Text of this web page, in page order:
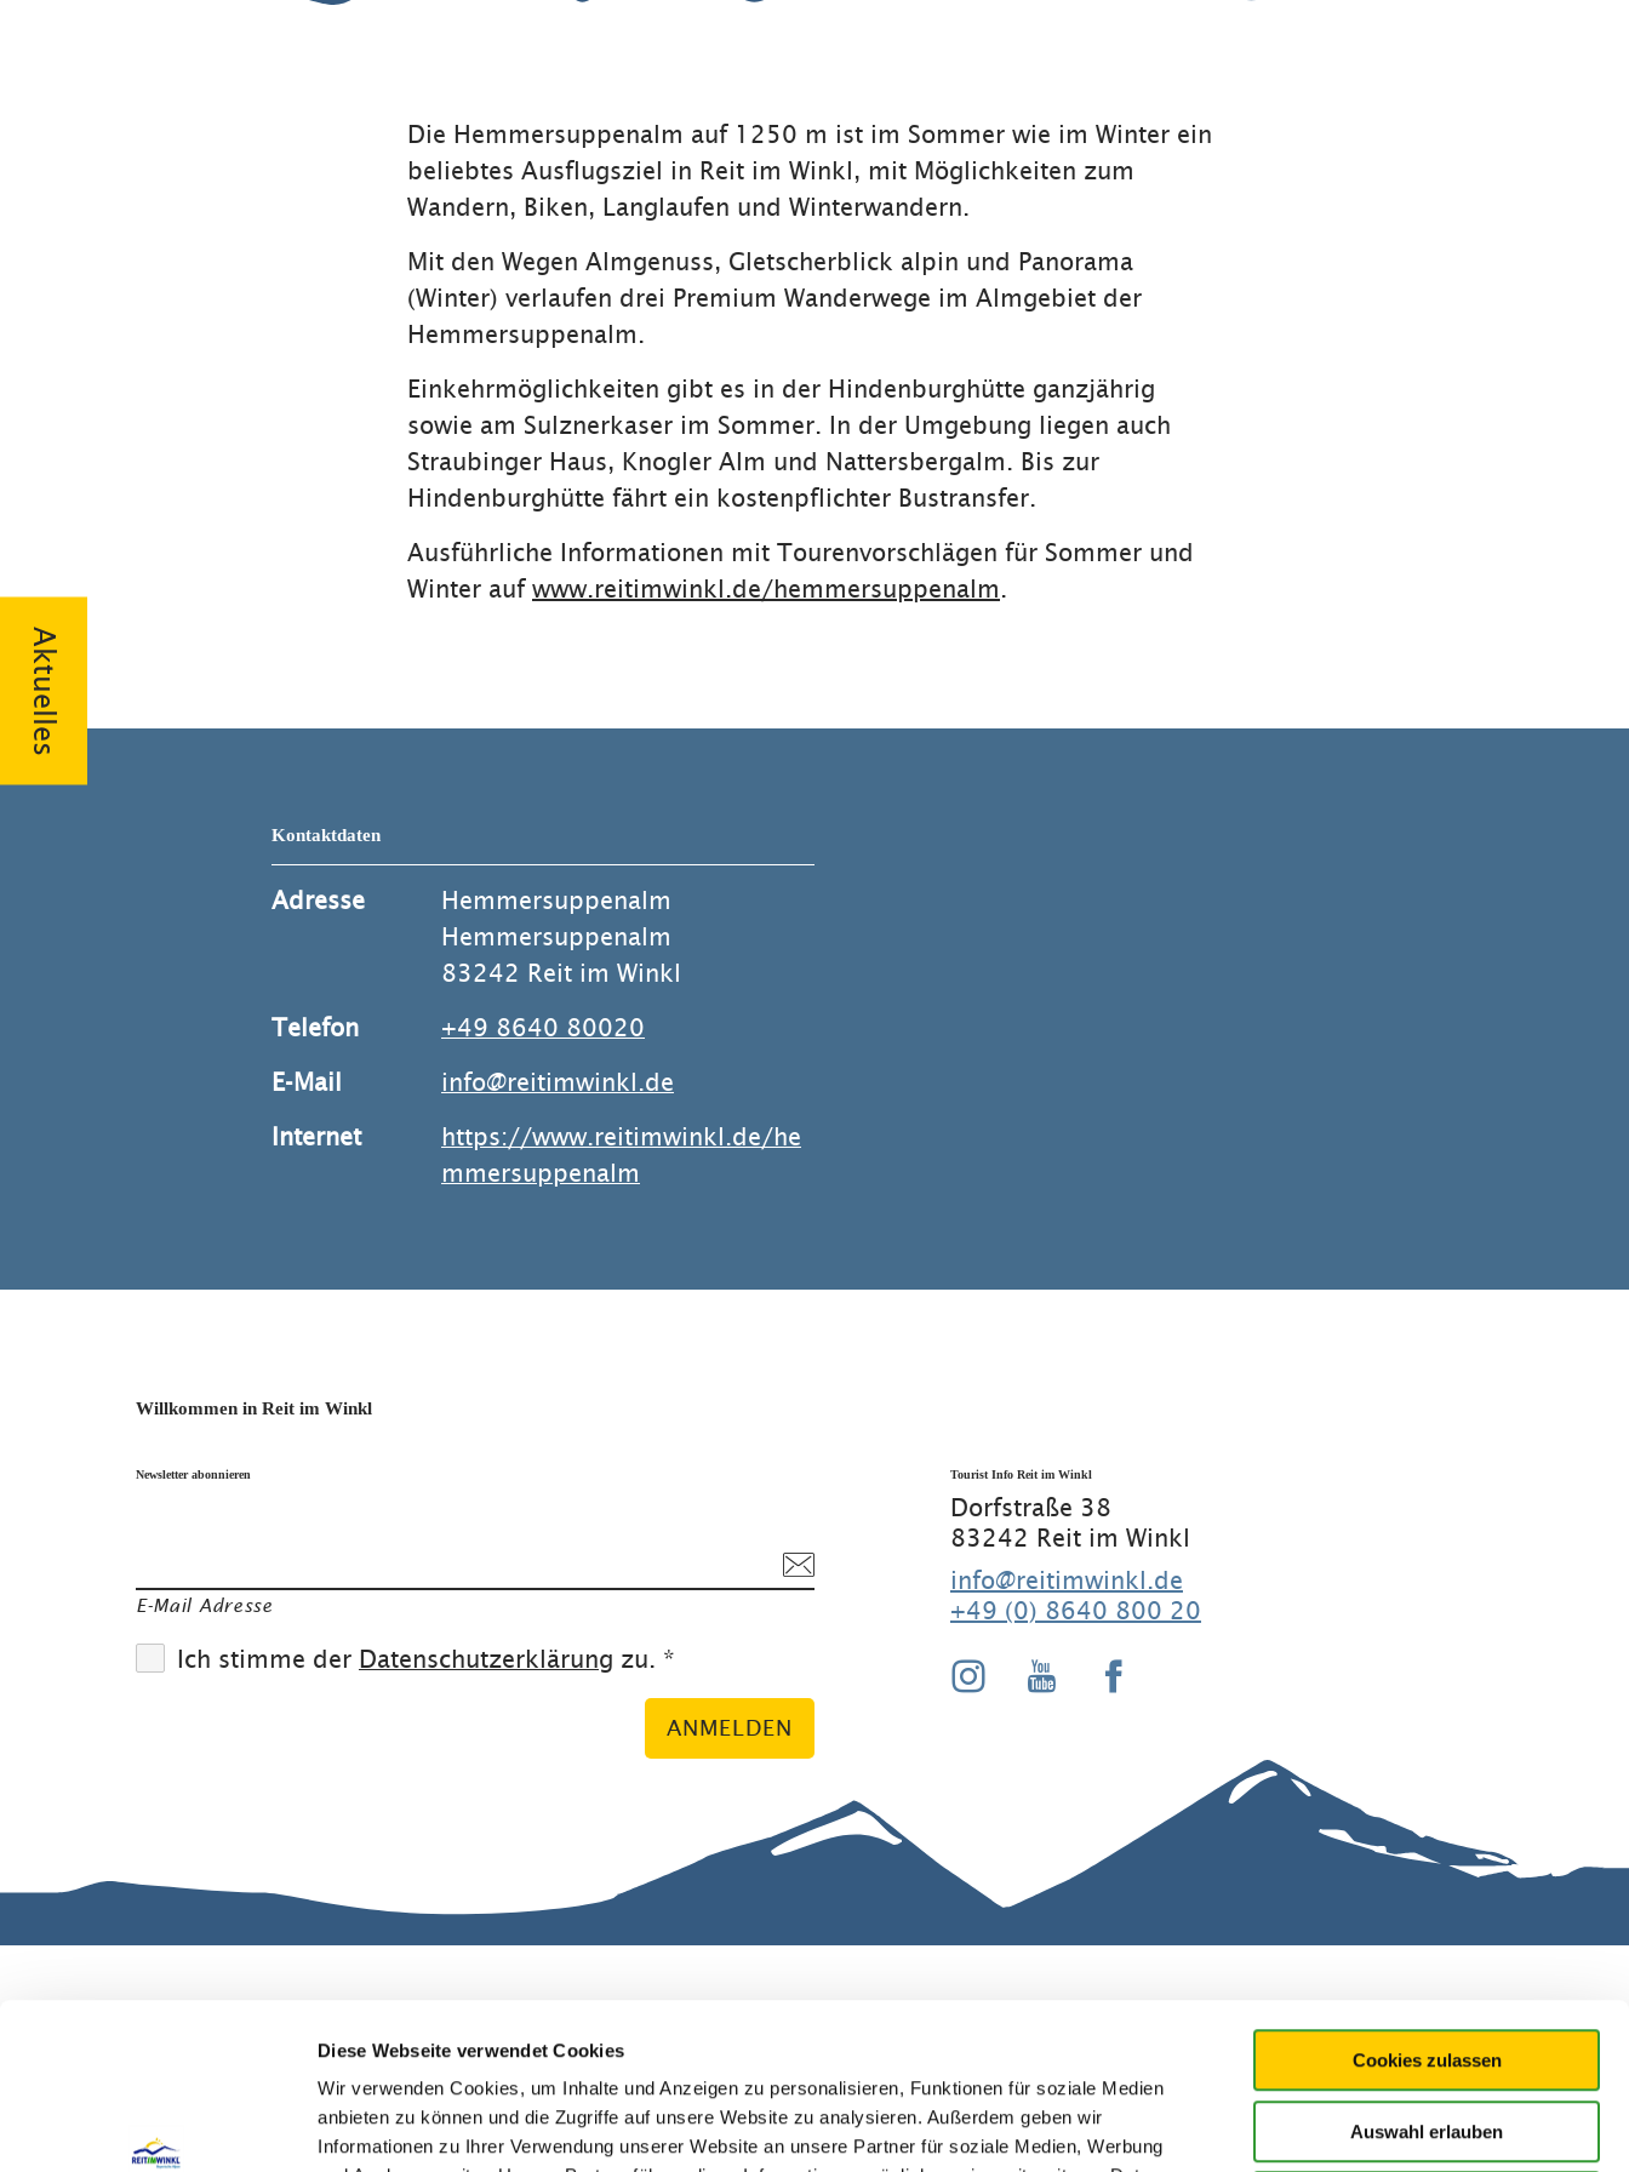
Diese Webseite verwendet Cookies
Wir verwenden Cookies, um Inhalte und Anzeigen zu personalisieren, Funktionen für soziale Medien
anbieten zu können und die Zugriffe auf unsere Website zu analysieren. Außerdem geben wir
Informationen zu Ihrer Verwendung unserer Website an unsere Partner für soziale Medien, Werbung
Cookies zulassen
Auswahl erlauben
Aktuelles
Die Hemmersuppenalm auf 1250 m ist im Sommer wie im Winter ein
beliebtes Ausflugsziel in Reit im Winkl, mit Möglichkeiten zum
Wandern, Biken, Langlaufen und Winterwandern.
Mit den Wegen Almgenuss, Gletscherblick alpin und Panorama
(Winter) verlaufen drei Premium Wanderwege im Almgebiet der
Hemmersuppenalm.
Einkehrmöglichkeiten gibt es in der Hindenburghütte ganzjährig
sowie am Sulznerkaser im Sommer. In der Umgebung liegen auch
Straubinger Haus, Knogler Alm und Nattersbergalm. Bis zur
Hindenburghütte fährt ein kostenpflichter Bustransfer.
Ausführliche Informationen mit Tourenvorschlägen für Sommer und
Winter auf www.reitimwinkl.de/hemmersuppenalm.
Kontaktdaten
Adresse
Hemmersuppenalm
Hemmersuppenalm
83242 Reit im Winkl
Telefon
+49 8640 80020
E-Mail
info@reitimwinkl.de
Internet
https://www.reitimwinkl.de/he
mmersuppenalm
Willkommen in Reit im Winkl
Newsletter abonnieren
E-Mail Adresse
Ich stimme der Datenschutzerklärung zu. *
ANMELDEN
Tourist Info Reit im Winkl
Dorfstraße 38
83242 Reit im Winkl
info@reitimwinkl.de
+49 (0) 8640 800 20
Gastgeber
Stammgäste
Datenschutz
Informations-
Widerruf
Reiseversicheru
ng ↗